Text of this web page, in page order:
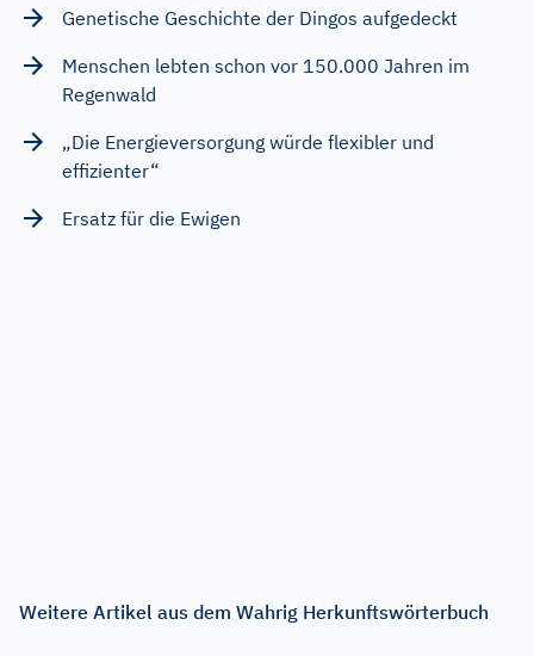
Genetische Geschichte der Dingos aufgedeckt
Menschen lebten schon vor 150.000 Jahren im
Regenwald
„Die Energieversorgung würde flexibler und
effizienter“
Ersatz für die Ewigen
Weitere Artikel aus dem Wahrig Herkunftswörterbuch